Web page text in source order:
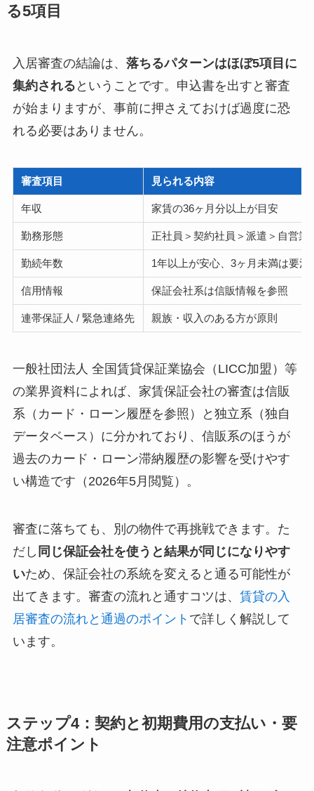
る5項目
入居審査の結論は、 落ちるパターンはほぼ5項目に
集約される ということです。申込書を出すと審査
が始まりますが、事前に押さえておけば過度に恐
れる必要はありません。
審査項目 見られる内容
年収 家賃の36ヶ月分以上が目安
勤務形態 正社員＞契約社員＞派遣＞自営業
勤続年数 1年以上が安心、3ヶ月未満は要注
信用情報 保証会社系は信販情報を参照
連帯保証人 / 緊急連絡先 親族・収入のある方が原則
一般社団法人 全国賃貸保証業協会（LICC加盟）等
の業界資料によれば、家賃保証会社の審査は信販
系（カード・ローン履歴を参照）と独立系（独自
データベース）に分かれており、信販系のほうが
過去のカード・ローン滞納履歴の影響を受けやす
い構造です（2026年5月閲覧）。
審査に落ちても、別の物件で再挑戦できます。た
だし 同じ保証会社を使うと結果が同じになりやす
いため、保証会社の系統を変えると通る可能性が
出てきます。審査の流れと通すコツは、 賃貸の入
居審査の流れと通過のポイント で詳しく解説して
います。
ステップ4：契約と初期費用の支払い・要
注意ポイント